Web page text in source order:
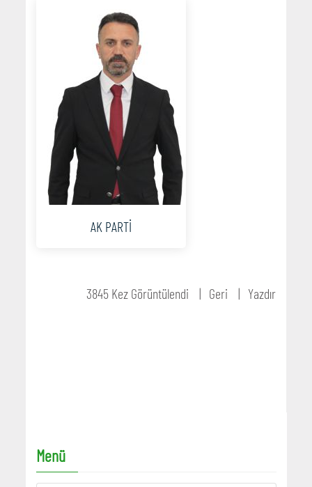
AK PARTİ
3845 Kez Görüntülendi Geri Yazdır
Menü